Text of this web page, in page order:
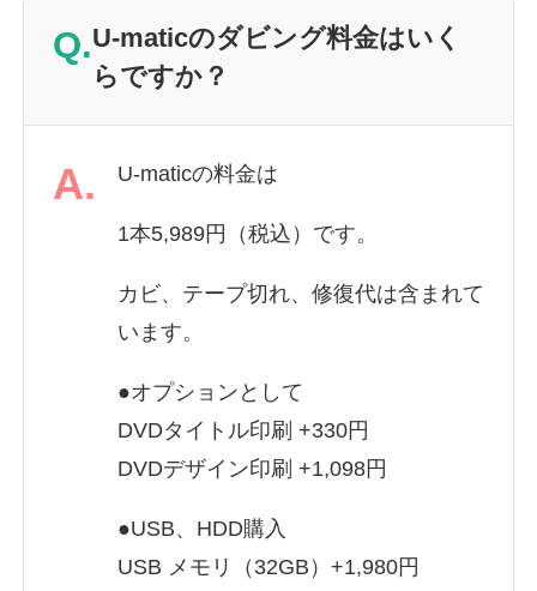
Q.U-maticのダビング料金はいく
らですか？
A. U-maticの料金は
1本5,989円（税込）です。
カビ、テープ切れ、修復代は含まれて
います。
●オプションとして
DVDタイトル印刷 +330円
DVDデザイン印刷 +1,098円
●USB、HDD購入
USB メモリ（32GB）+1,980円